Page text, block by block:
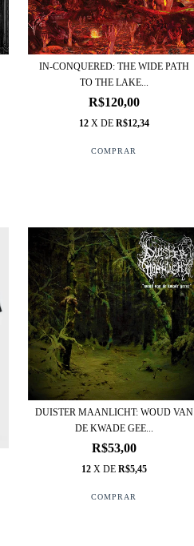
IN-CONQUERED: THE WIDE PATH
TO THE LAKE...
R$120,00
12 X DE R$12,34
DUISTER MAANLICHT: WOUD VAN
DE KWADE GEE...
R$53,00
12 X DE R$5,45